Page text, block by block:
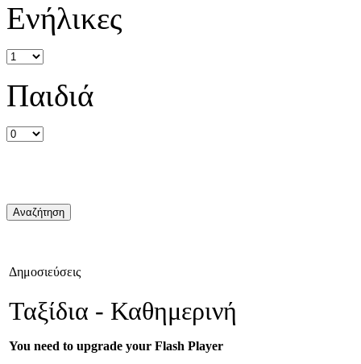
Ενήλικες
Παιδιά
Δημοσιεύσεις
Ταξίδια - Καθημερινή
You need to upgrade your Flash Player